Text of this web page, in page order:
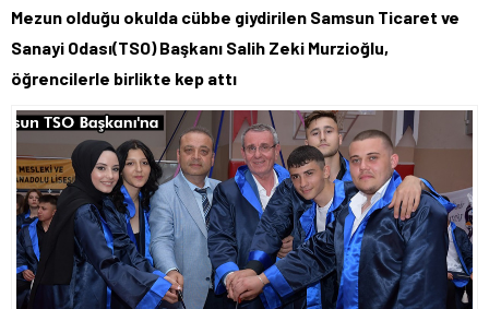
Mezun olduğu okulda cübbe giydirilen Samsun Ticaret ve
Sanayi Odası(TSO) Başkanı Salih Zeki Murzioğlu,
öğrencilerle birlikte kep attı